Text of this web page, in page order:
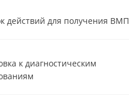
действий для получения ВМП
к диагностическим